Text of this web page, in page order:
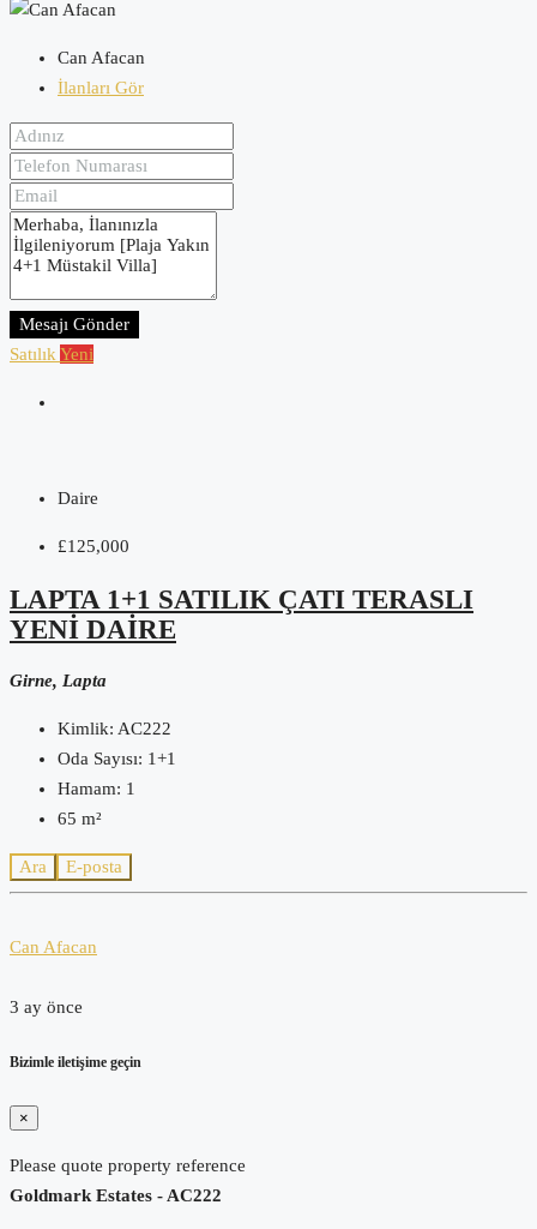
Can Afacan
İlanları Gör
Mesajı Gönder
Satılık Yeni
Daire
£125,000
LAPTA 1+1 SATILIK ÇATI TERASLI
YENI DAIRE
Girne, Lapta
Kimlik: AC222
Oda Sayısı: 1+1
Hamam: 1
65 m²
Ara E-posta
Can Afacan
3 ay önce
Bizimle iletişime geçin
×
Please quote property reference
Goldmark Estates - AC222